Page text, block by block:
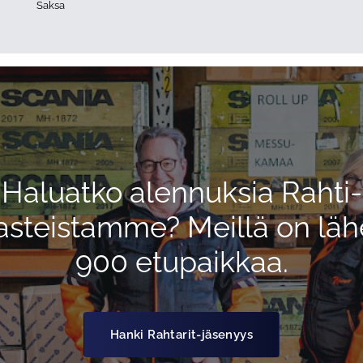
Saksa
Haluatko alennuksia Rahti-
Meillä on
900 etupaikkaa.
Hanki Rahtarit-jäsenyys